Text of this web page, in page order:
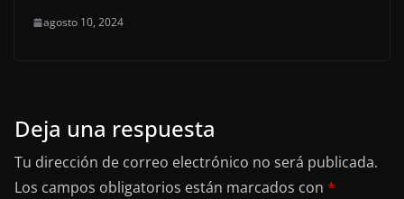
agosto 10, 2024
Deja una respuesta
Tu dirección de correo electrónico no será publicada.
Los campos obligatorios están marcados con *